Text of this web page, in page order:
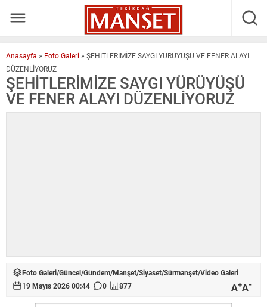
Anasayfa » Foto Galeri » ŞEHİTLERİMİZE SAYGI YÜRÜYÜŞÜ VE FENER ALAYI
DÜZENLİYORUZ
ŞEHİTLERİMİZE SAYGI YÜRÜYÜŞÜ
VE FENER ALAYI DÜZENLİYORUZ
Foto Galeri/Güncel/Gündem/Manşet/Siyaset/Sürmanşet/Video Galeri
19 Mayıs 2026 00:44
0 877 A+A-